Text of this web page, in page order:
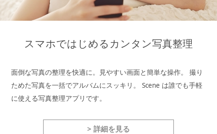
スマホではじめるカンタン写真整理
面倒な写真の整理を快適に。見やすい画面と簡単な操作。
撮り
ためた写真を一括でアルバムにスッキリ。
Scene は誰でも手軽
に使える写真整理アプリです。
> 詳細を見る